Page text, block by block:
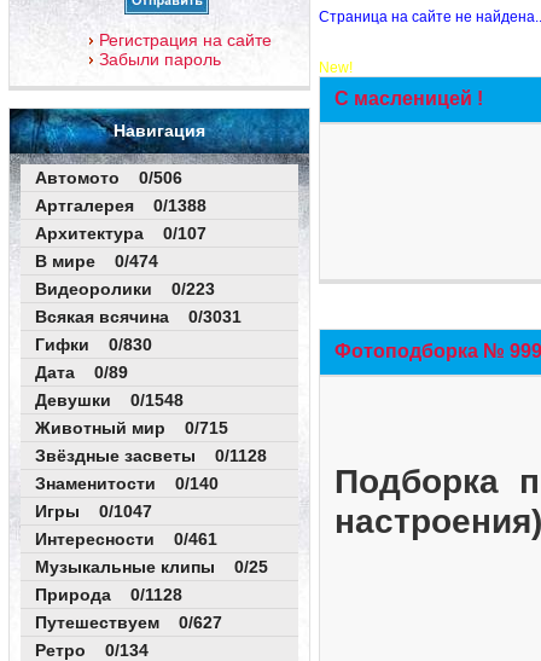
Регистрация на сайте
Забыли пароль
Навигация
Автомото 0/506
Артгалерея 0/1388
Архитектура 0/107
В мире 0/474
Видеоролики 0/223
Всякая всячина 0/3031
Гифки 0/830
Дата 0/89
Девушки 0/1548
Животный мир 0/715
Звёздные засветы 0/1128
Знаменитости 0/140
Игры 0/1047
Интересности 0/461
Музыкальные клипы 0/25
Природа 0/1128
Путешествуем 0/627
Ретро 0/134
Страница на сайте не
New!
С масленицей !
Фотоподборка №
Подборка